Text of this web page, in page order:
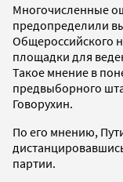
Многочисленные
предопределили
Общероссийского
площадки для
Такое мнение в
предвыборного
Говорухин.
По его мнению,
партии.